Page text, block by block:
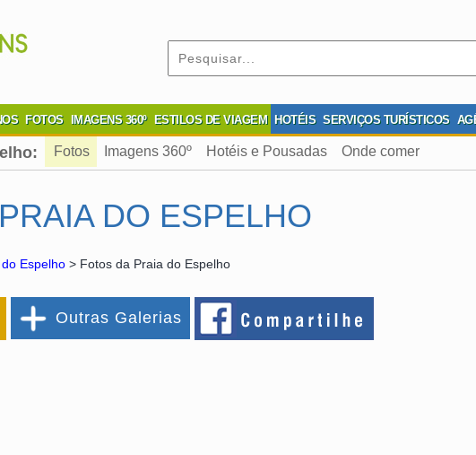
FOTOS IMAGENS 360º ESTILOS DE VIAGEM HOTÉIS SERVIÇOS TURÍSTICOS
Fotos Imagens 360º Hotéis e Pousadas Onde comer
DO ESPELHO
Espelho > Fotos da Praia do Espelho
Outras Galerias